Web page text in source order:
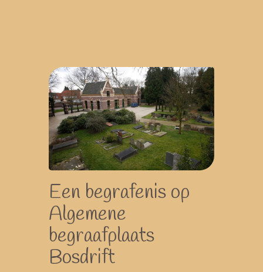
Een begrafenis op
Algemene
begraafplaats
Bosdrift